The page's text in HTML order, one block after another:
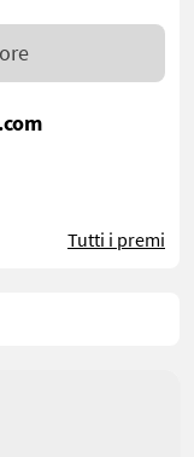
Tutti i premi